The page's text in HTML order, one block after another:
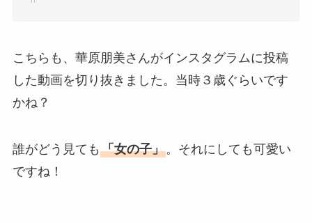
こちらも、華原朋美さんがインスタグラムに投稿
した動画を切り抜きました。当時３歳ぐらいです
かね？
誰がどう見ても 「女の子」。それにしても可愛い
ですね！